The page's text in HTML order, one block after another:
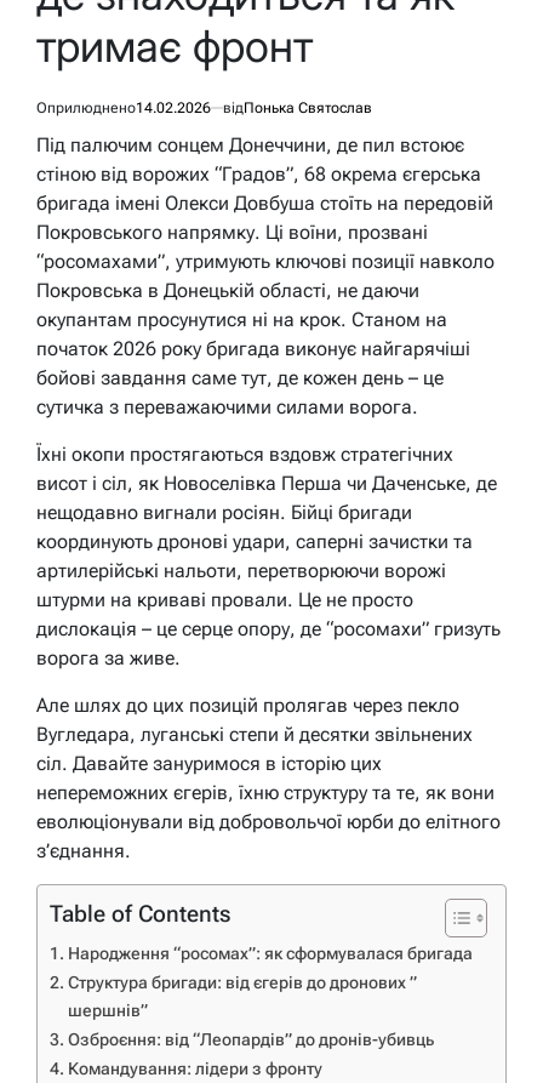
тримає фронт
Оприлюднено14.02.2026 відПонька Святослав
Під палючим сонцем Донеччини, де пил встоює
стіною від ворожих “Градов”, 68 окрема єгерська
бригада імені Олекси Довбуша стоїть на передовій
Покровського напрямку. Ці воїни, прозвані
“росомахами”, утримують ключові позиції навколо
Покровська в Донецькій області, не даючи
окупантам просунутися ні на крок. Станом на
початок 2026 року бригада виконує найгарячіші
бойові завдання саме тут, де кожен день – це
сутичка з переважаючими силами ворога.
Їхні окопи простягаються вздовж стратегічних
висот і сіл, як Новоселівка Перша чи Даченське, де
нещодавно вигнали росіян. Бійці бригади
координують дронові удари, саперні зачистки та
артилерійські нальоти, перетворюючи ворожі
штурми на криваві провали. Це не просто
дислокація – це серце опору, де “росомахи” гризуть
ворога за живе.
Але шлях до цих позицій пролягав через пекло
Вугледара, луганські степи й десятки звільнених
сіл. Давайте зануримося в історію цих
непереможних єгерів, їхню структуру та те, як вони
еволюціонували від добровольчої юрби до елітного
з’єднання.
Table of Contents
Народження “росомах”: як сформувалася бригада
Структура бригади: від єгерів до дронових ”
шершнів”
Озброєння: від “Леопардів” до дронів-убивць
Командування: лідери з фронту